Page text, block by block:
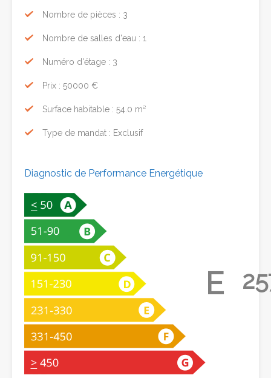
Nombre de pièces : 3
Nombre de salles d'eau : 1
Numéro d'étage : 3
Prix : 50000 €
Surface habitable : 54.0 m²
Type de mandat : Exclusif
Diagnostic de Performance Energétique
E